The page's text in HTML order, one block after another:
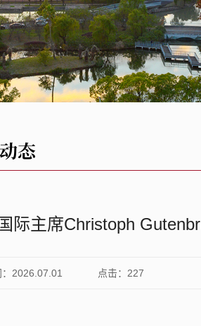
态
际主席Christoph
2026.07.01 点击： 227